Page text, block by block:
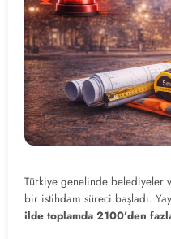
Türkiye genelinde belediyeler
bir istihdam süreci başladı.
ilde toplamda 2100’den